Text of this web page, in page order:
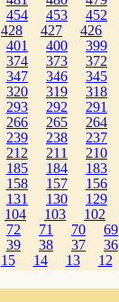
454 453 452
428 427 426
401 400 399
374 373 372
347 346 345
320 319 318
293 292 291
266 265 264
239 238 237
212 211 210
185 184 183
158 157 156
131 130 129
104 103 102
72 71 70 69
39 38 37 36
15 14 13 12